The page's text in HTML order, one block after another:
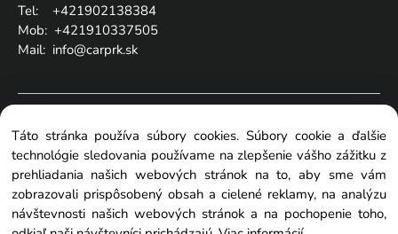
Tel: +421902138384
Mob: +421910337505
Mail: info@carprk.sk
Zmeniť nastavenia cookies
Táto stránka používa súbory cookies. Súbory cookie a ďalšie
technológie sledovania používame na zlepšenie vášho zážitku z
prehliadania našich webových stránok na to, aby sme vám
zobrazovali prispôsobený obsah a cielené reklamy, na analýzu
návštevnosti našich webových stránok a na pochopenie toho,